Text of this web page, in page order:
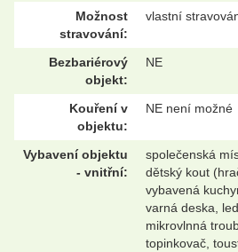
Možnost
stravování:
vlastní
Bezbariérový
objekt:
NE
Kouření v
objektu:
NE není možné
Vybavení objektu
- vnitřní:
společenská
dětský kout
vybavená
varná deska,
mikrovlnná
topinkovač,